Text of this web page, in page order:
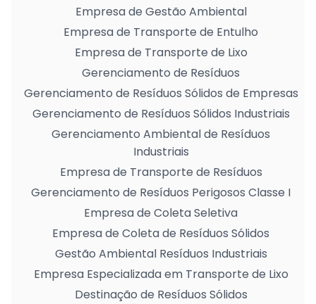
Empresa de Gestão Ambiental
Empresa de Transporte de Entulho
Empresa de Transporte de Lixo
Gerenciamento de Resíduos
Gerenciamento de Resíduos Sólidos de Empresas
Gerenciamento de Resíduos Sólidos Industriais
Gerenciamento Ambiental de Resíduos
Industriais
Empresa de Transporte de Resíduos
Gerenciamento de Resíduos Perigosos Classe I
Empresa de Coleta Seletiva
Empresa de Coleta de Resíduos Sólidos
Gestão Ambiental Resíduos Industriais
Empresa Especializada em Transporte de Lixo
Destinação de Resíduos Sólidos